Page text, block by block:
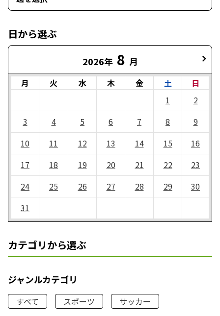
日から選ぶ
2026年 8 月
月 火 水 木 金 土
日
1
2
3
4 5 6 7 8
9
10
11 12 13 14 15
16
17
18 19 20 21 22
23
24
25 26 27 28 29
30
31
カテゴリから選ぶ
ジャンルカテゴリ
すべて スポーツ
サッカー